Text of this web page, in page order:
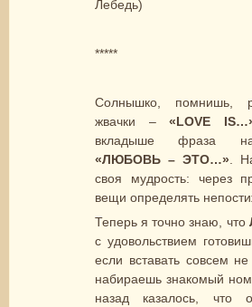
Лебедь)
*****
Солнышко, помнишь,
жвачки – «LOVE IS
вкладыше фраза
«ЛЮБОВЬ – ЭТО…» .
своя мудрость: через
вещи определять
Теперь я точно знаю, что
с удовольствием
если вставать совсем
набираешь знакомый
назад казалось, что